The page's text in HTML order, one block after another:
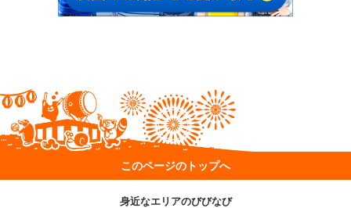
このページのトップへ
身近なエリアのびびなび